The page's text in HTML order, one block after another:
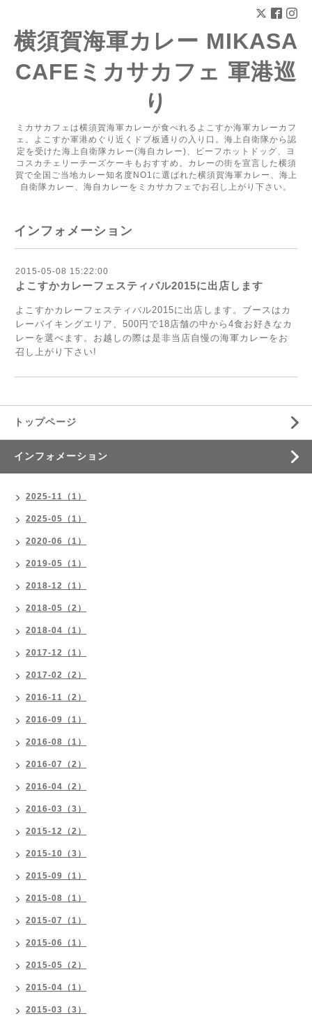
横須賀海軍カレー MIKASA
CAFEミカサカフェ 軍港巡
り
ミカサカフェは横須賀海軍カレーが食べれるよこすか海軍カレーカフ
ェ。よこすか軍港めぐり近くドブ板通りの入り口。海上自衛隊から認
定を受けた海上自衛隊カレー(海自カレー)、ビーフホットドッグ、ヨ
コスカチェリーチーズケーキもおすすめ。カレーの街を宣言した横須
賀で全国ご当地カレー知名度NO1に選ばれた横須賀海軍カレー、海上
自衛隊カレー、海自カレーをミカサカフェでお召し上がり下さい。
インフォメーション
2015-05-08 15:22:00
よこすかカレーフェスティバル2015に出店します
よこすかカレーフェスティバル2015に出店します。ブースはカ
レーバイキングエリア、500円で18店舗の中から4食お好きなカ
レーを選べます。お越しの際は是非当店自慢の海軍カレーをお
召し上がり下さい!
トップページ
インフォメーション
2025-11（1）
2025-05（1）
2020-06（1）
2019-05（1）
2018-12（1）
2018-05（2）
2018-04（1）
2017-12（1）
2017-02（2）
2016-11（2）
2016-09（1）
2016-08（1）
2016-07（2）
2016-04（2）
2016-03（3）
2015-12（2）
2015-10（3）
2015-09（1）
2015-08（1）
2015-07（1）
2015-06（1）
2015-05（2）
2015-04（1）
2015-03（3）